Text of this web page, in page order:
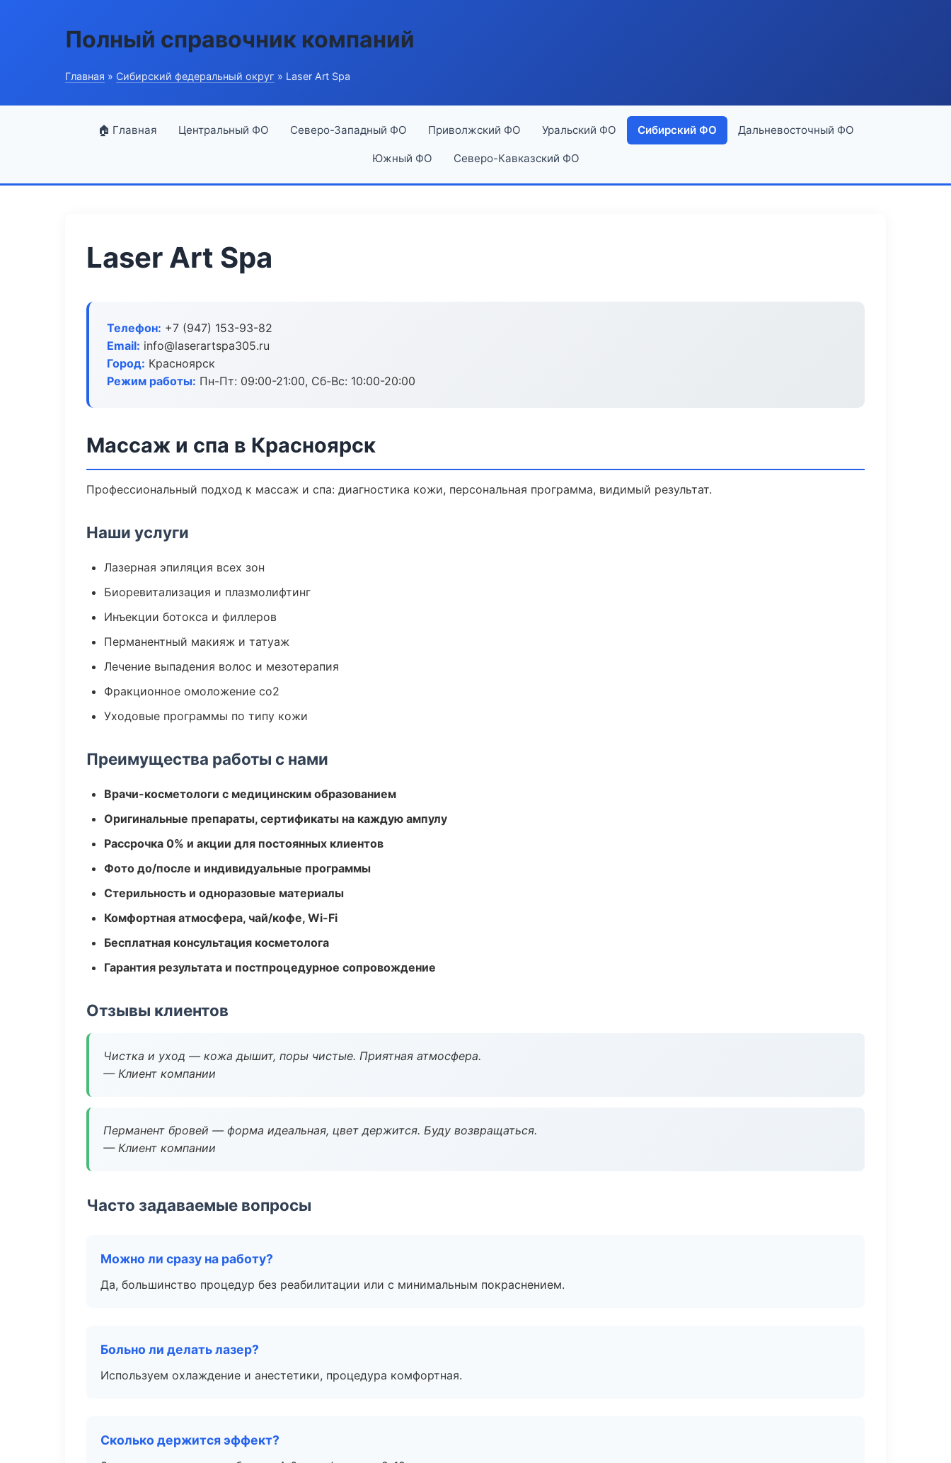
Полный справочник компаний
Главная » Сибирский федеральный округ » Laser Art Spa
🏠 Главная Центральный ФО Северо-Западный ФО Приволжский ФО Уральский ФО Сибирский ФО Дальневосточный ФО
Южный ФО Северо-Кавказский ФО
Laser Art Spa
Телефон: +7 (947) 153-93-82
Email: info@laserartspa305.ru
Город: Красноярск
Режим работы: Пн-Пт: 09:00-21:00, Сб-Вс: 10:00-20:00
Массаж и спа в Красноярск
Профессиональный подход к массаж и спа: диагностика кожи, персональная программа, видимый результат.
Наши услуги
Лазерная эпиляция всех зон
Биоревитализация и плазмолифтинг
Инъекции ботокса и филлеров
Перманентный макияж и татуаж
Лечение выпадения волос и мезотерапия
Фракционное омоложение co2
Уходовые программы по типу кожи
Преимущества работы с нами
Врачи-косметологи с медицинским образованием
Оригинальные препараты, сертификаты на каждую ампулу
Рассрочка 0% и акции для постоянных клиентов
Фото до/после и индивидуальные программы
Стерильность и одноразовые материалы
Комфортная атмосфера, чай/кофе, Wi-Fi
Бесплатная консультация косметолога
Гарантия результата и постпроцедурное сопровождение
Отзывы клиентов
Чистка и уход — кожа дышит, поры чистые. Приятная атмосфера.
— Клиент компании
Перманент бровей — форма идеальная, цвет держится. Буду возвращаться.
— Клиент компании
Часто задаваемые вопросы
Можно ли сразу на работу?
Да, большинство процедур без реабилитации или с минимальным покраснением.
Больно ли делать лазер?
Используем охлаждение и анестетики, процедура комфортная.
Сколько держится эффект?